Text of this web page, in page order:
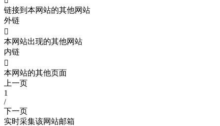
链接到本网站的其他网站
外链

本网站出现的其他网站
内链

本网站的其他页面
上一页
1
/
下一页
实时采集该网站邮箱